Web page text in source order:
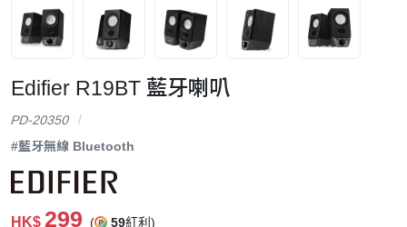
Edifier R19BT 藍牙喇叭
PD-20350
#藍牙無線 Bluetooth
HK$ 299 ( 59紅利)